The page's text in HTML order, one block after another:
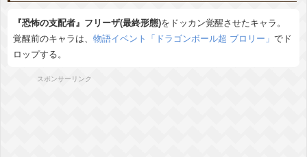
『恐怖の支配者』フリーザ(最終形態)をドッカン覚醒させたキャラ。
覚醒前のキャラは、 物語イベント「ドラゴンボール超 ブロリー」 でド
ロップする。
スポンサーリンク